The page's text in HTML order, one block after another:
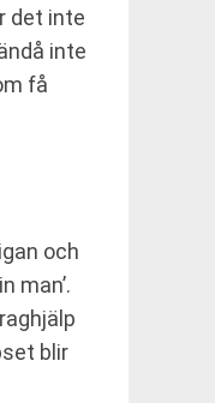
det inte
inte
få
och
man’.
blir